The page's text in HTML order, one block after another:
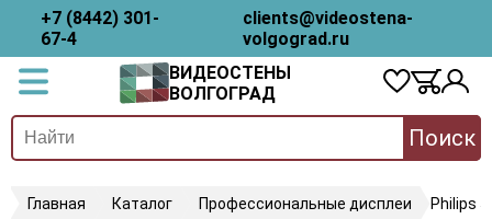
+7 (8442) 301-
67-4
clients@videostena-
volgograd.ru
ВИДЕОСТЕНЫ
ВОЛГОГРАД
Поиск
Главная Каталог Профессиональные дисплеи Philips